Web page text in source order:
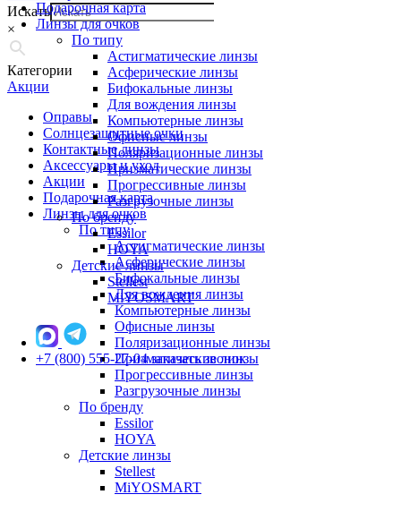
Искать
×
Категории
Акции
Оправы
Солнцезащитные очки
Контактные линзы
Аксессуары и уход
Акции
Подарочная карта
Линзы для очков
По типу
Астигматические линзы
Асферические линзы
Бифокальные линзы
Для вождения линзы
Компьютерные линзы
Офисные линзы
Поляризационные линзы
Призматические линзы
Прогрессивные линзы
Разгрузочные линзы
По бренду
Essilor
HOYA
Детские линзы
Stellest
MiYOSMART
Подарочная карта
Линзы для очков
По типу
Астигматические линзы
Асферические линзы
Бифокальные линзы
Для вождения линзы
Компьютерные линзы
Офисные линзы
Поляризационные линзы
Призматические линзы
Прогрессивные линзы
Разгрузочные линзы
По бренду
Essilor
HOYA
Детские линзы
Stellest
MiYOSMART
+7 (800) 555-27-04 заказать звонок